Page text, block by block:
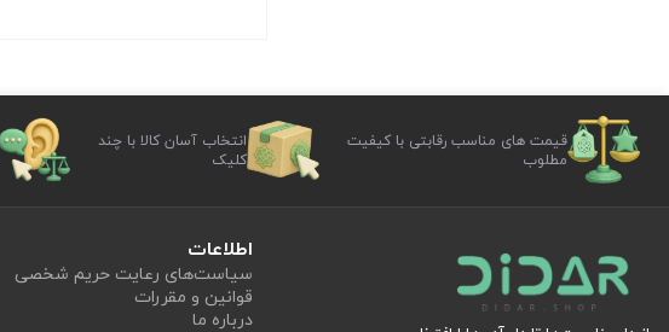
قیمت های مناسب رقابتی با کیفیت
مطلوب
انتخاب آسان کالا با چند
کلیک
اطلاعات
سیاست‏‌های رعایت حریم شخصی
قوانین و مقررات
درباره ما